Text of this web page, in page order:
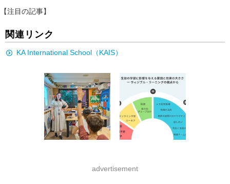
【注目の記事】
関連リンク
KA International School（KAIS）
advertisement